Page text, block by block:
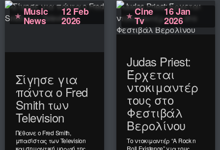
Music
News
12 Feb
2026
Σίγησε για
πάντα ο Fred
Smith των
Television
Πέθανε ο Fred Smith,
μπασίστας των Television
και σημαντική μορφή της
Cine
Tv
16 Jan
2026
Judas Priest:
Έρχεται
ντοκιμαντέρ
τους στο
Φεστιβάλ
Βερολίνου
Το ντοκιμαντέρ “A Rock n
Roll Existence” για τους